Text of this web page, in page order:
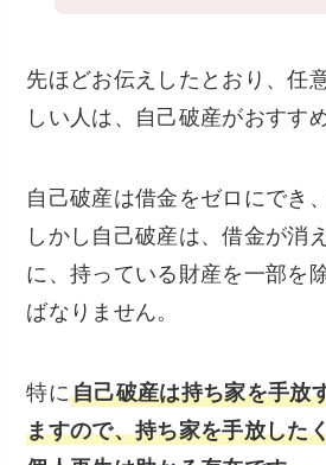
先ほどお伝えしたとおり、任
しい人は、自己破産がおすす
自己破産は借金をゼロにでき
しかし自己破産は、借金が消
に、持っている財産を一部を
ばなりません。
特に自己破産は持ち家を手放
ますので、持ち家を手放した